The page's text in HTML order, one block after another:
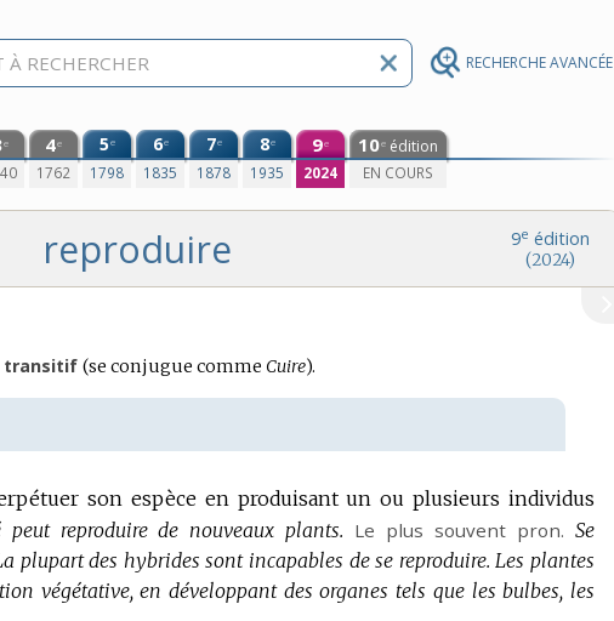
RECHERCHE AVANCÉE
e 4e
1762
5e
1798
6e
1835
7e
1878
8e
1935
9e
2024
10e édition
EN COURS
9e édition
(2024)
reproduire
transitif Conjugaison
(se conjugue comme Cuire).
son espèce en produisant un ou plusieurs individus
peut reproduire de nouveaux plants. Le plus souvent pron. Se
plupart des hybrides sont incapables de se reproduire. Les plantes
végétative, en développant des organes tels que les bulbes, les